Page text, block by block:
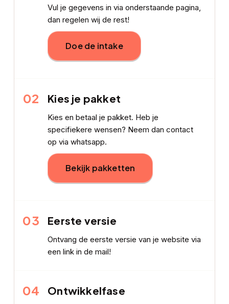
Vul je gegevens in via onderstaande pagina,
dan regelen wij de rest!
Doe de intake
02 Kies je pakket
Kies en betaal je pakket. Heb je
specifiekere wensen? Neem dan contact
op via whatsapp.
Bekijk pakketten
03 Eerste versie
Ontvang de eerste versie van je website via
een link in de mail!
04 Ontwikkelfase